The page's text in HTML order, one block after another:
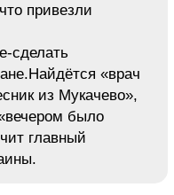
привезли
сделать
«врач
из Мукачево»,
было
главный